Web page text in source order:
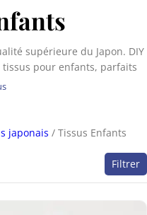
supérieure du Japon. DIY
pour enfants, parfaits
vos achats en ligne dès
japonais / Tissus Enfants
Filtrer